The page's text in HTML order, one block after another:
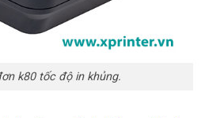
k80 tốc độ in khủng.